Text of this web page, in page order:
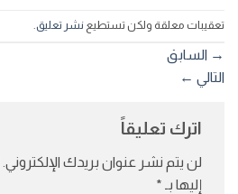
تعقيبات معلقة ولكن تستطيع نشر تعليق.
→ السابق
التالي ←
اترك تعليقاً
لن يتم نشر عنوان بريدك الإلكتروني.
إليها بـ *